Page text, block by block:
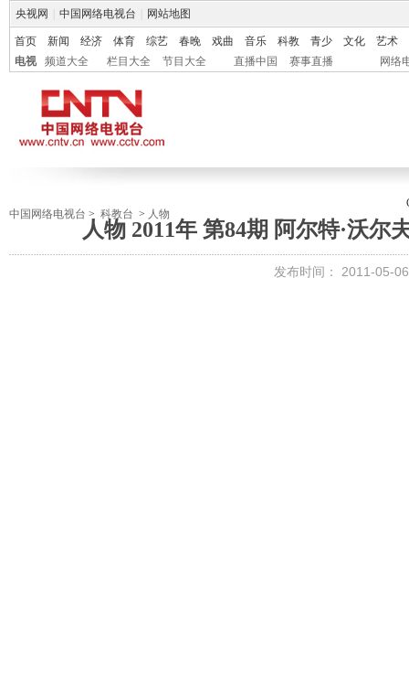
央视网 中国网络电视台 网站地图
首页 新闻 经济 体育 综艺 春晚 戏曲 音乐 科教 青少 文化
艺术
电视
频道大全 栏目大全 节目大全 直播中国 赛事直播 网络
中国网络电视台 > 科教台 > 人物
人物 2011年 第84期 阿尔特·沃尔
发布时间： 2011-05-